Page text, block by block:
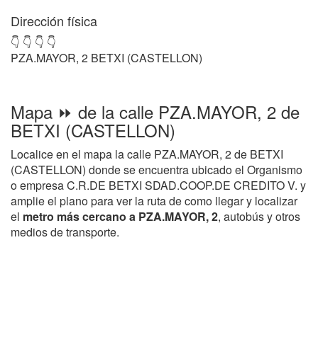
Dirección física
👇 👇 👇 👇
PZA.MAYOR, 2 BETXI (CASTELLON)
Mapa ⏩ de la calle PZA.MAYOR, 2 de
BETXI (CASTELLON)
Localice en el mapa la calle PZA.MAYOR, 2 de BETXI
(CASTELLON) donde se encuentra ubicado el Organismo
o empresa C.R.DE BETXI SDAD.COOP.DE CREDITO V. y
amplie el plano para ver la ruta de como llegar y localizar
el metro más cercano a PZA.MAYOR, 2, autobús y otros
medios de transporte.